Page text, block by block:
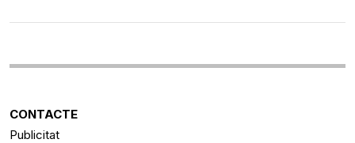
CONTACTE
Publicitat